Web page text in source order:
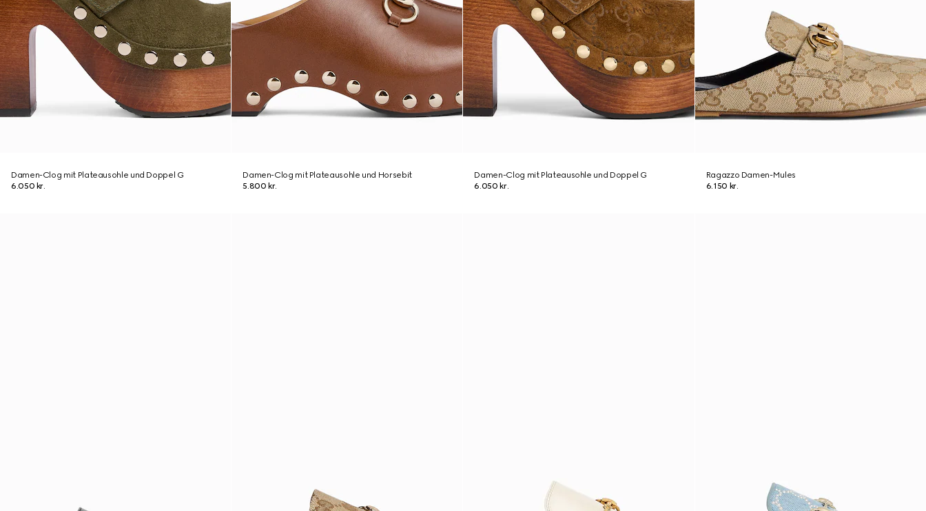
Damen-Clog mit Plateausohle und Doppel G
6.050 kr.
Damen-Clog mit Plateausohle und Horsebit
5.800 kr.
Damen-Clog mit Plateausohle und Doppel G
6.050 kr.
Ragazzo Damen-Mules
6.150 kr.